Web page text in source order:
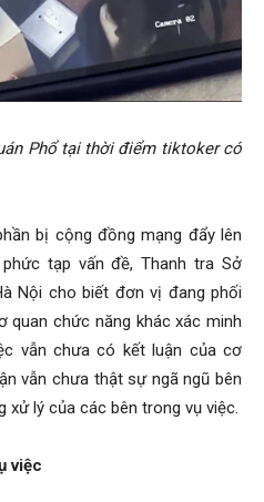
Phổ tại thời điểm tiktoker có
bị cộng đồng mạng đẩy lên
tạp vấn đề, Thanh tra Sở
Nội cho biết đơn vị đang phối
quan chức năng khác xác minh
vẫn chưa có kết luận của cơ
vẫn chưa thật sự ngã ngũ bên
xử lý của các bên trong vụ việc.
việc